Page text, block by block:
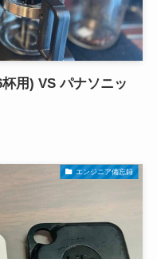
用) VS パナソニッ
エンジニア備忘録